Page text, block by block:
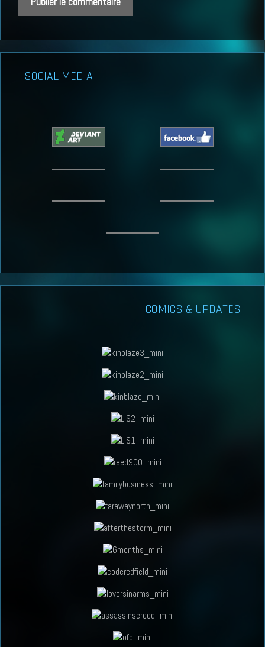
SOCIAL MEDIA
COMICS & UPDATES